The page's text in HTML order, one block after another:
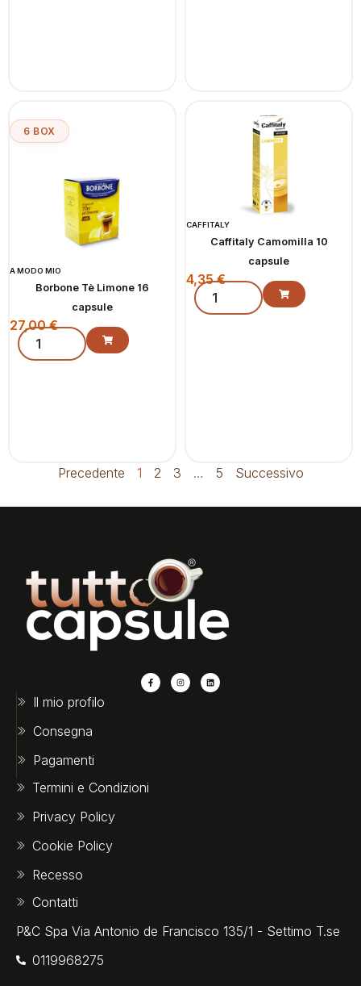
6 BOX
A MODO MIO
Borbone Tè Limone 16
capsule
27,00€
CAFFITALY
Caffitaly Camomilla 10
capsule
4,35€
Precedente 1 2 3 … 5 Successivo
Il mio profilo
Consegna
Pagamenti
Termini e Condizioni
Privacy Policy
Cookie Policy
Recesso
Contatti
P&C Spa Via Antonio de Francisco 135/1 - Settimo T.se
0119968275‬